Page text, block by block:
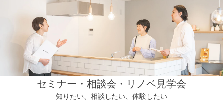
セミナー・相談会・リノベ見学会
知りたい、相談したい、体験したい